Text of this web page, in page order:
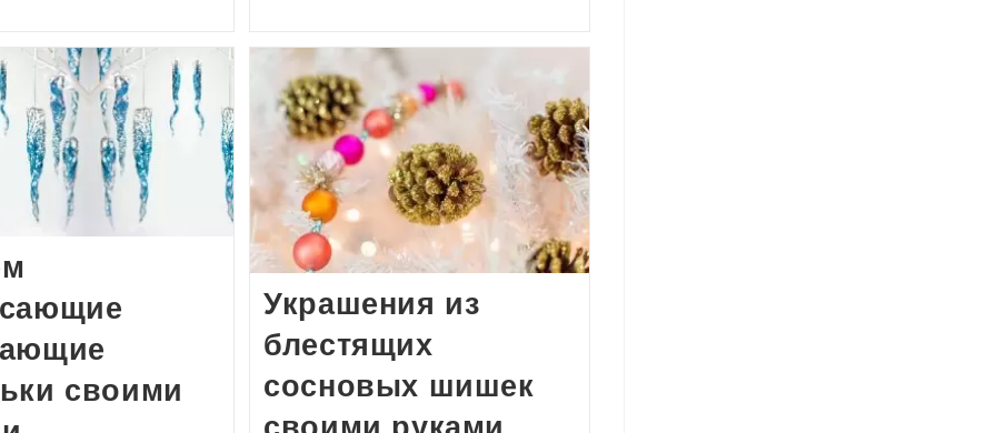
своими
Украшения из
блестящих
сосновых шишек